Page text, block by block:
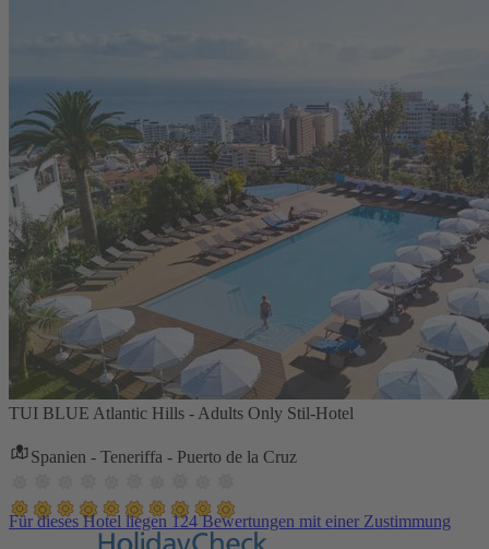
TUI BLUE Atlantic Hills - Adults Only Stil-Hotel
Spanien - Teneriffa - Puerto de la Cruz
Für dieses Hotel liegen 124 Bewertungen mit einer Zustimmung